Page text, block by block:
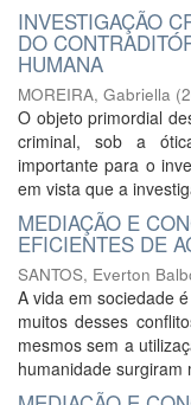
INVESTIGAÇÃO
DO
HUMANA
MOREIRA, Gabriella (
O objeto primordial
criminal, sob a
importante para o
em vista que a
MEDIAÇÃO E
EFICIENTES DE
SANTOS, Everton
A vida em sociedade
muitos desses
mesmos sem a
humanidade surgiram